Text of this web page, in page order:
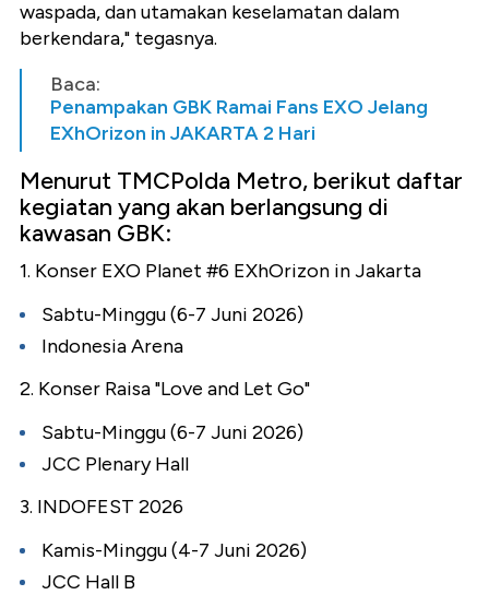
waspada, dan utamakan keselamatan dalam
berkendara," tegasnya.
Baca:
Penampakan GBK Ramai Fans EXO Jelang
EXhOrizon in JAKARTA 2 Hari
Menurut TMCPolda Metro, berikut daftar
kegiatan yang akan berlangsung di
kawasan GBK:
1. Konser EXO Planet #6 EXhOrizon in Jakarta
Sabtu-Minggu (6-7 Juni 2026)
Indonesia Arena
2. Konser Raisa "Love and Let Go"
Sabtu-Minggu (6-7 Juni 2026)
JCC Plenary Hall
3. INDOFEST 2026
Kamis-Minggu (4-7 Juni 2026)
JCC Hall B